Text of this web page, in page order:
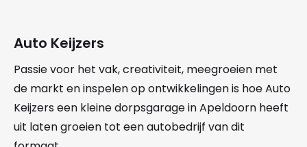
Auto Keijzers
Passie voor het vak, creativiteit, meegroeien met
de markt en inspelen op ontwikkelingen is hoe Auto
Keijzers een kleine dorpsgarage in Apeldoorn heeft
uit laten groeien tot een autobedrijf van dit